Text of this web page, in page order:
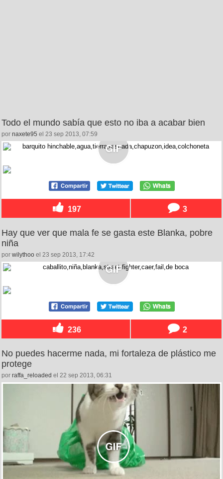
Todo el mundo sabía que esto no iba a acabar bien
por naxete95 el 23 sep 2013, 07:59
197 3
Hay que ver que mala fe se gasta este Blanka, pobre
niña
por wilythoo el 23 sep 2013, 17:42
236 2
No puedes hacerme nada, mi fortaleza de plástico me
protege
por raffa_reloaded el 22 sep 2013, 06:31